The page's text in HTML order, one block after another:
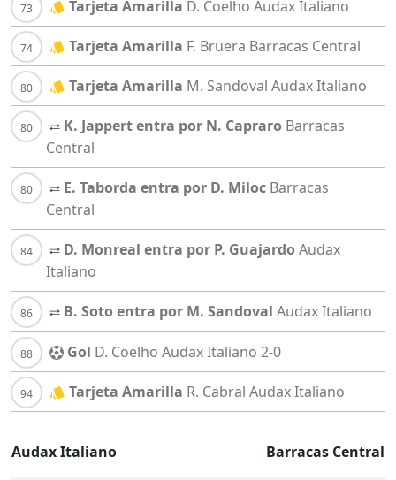
Tarjeta Amarilla D. Coelho Audax Italiano
Tarjeta Amarilla F. Bruera Barracas Central
Tarjeta Amarilla M. Sandoval Audax Italiano
K. Jappert entra por N. Capraro Barracas
Central
E. Taborda entra por D. Miloc Barracas
Central
D. Monreal entra por P. Guajardo Audax
Italiano
B. Soto entra por M. Sandoval Audax Italiano
Gol D. Coelho Audax Italiano 2-0
Tarjeta Amarilla R. Cabral Audax Italiano
Audax Italiano Barracas Central